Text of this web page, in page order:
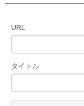
URL
タイトル